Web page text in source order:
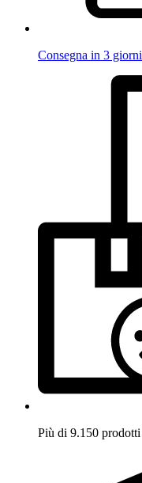
Consegna in 3 giorni
Più di 9.150 prodotti